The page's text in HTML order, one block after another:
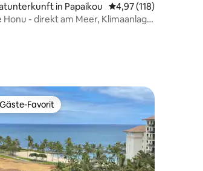
4,96 von 5, 120 Bewertungen
in Papaikou Durchschnittliche
4,97 (118)
Honu - direkt am Meer, Klimaanlage,
Gäste-Favorit.
Gäste-Favorit